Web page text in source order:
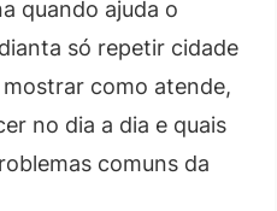
quando ajuda o
só repetir cidade
como atende,
no dia a dia e quais
comuns da